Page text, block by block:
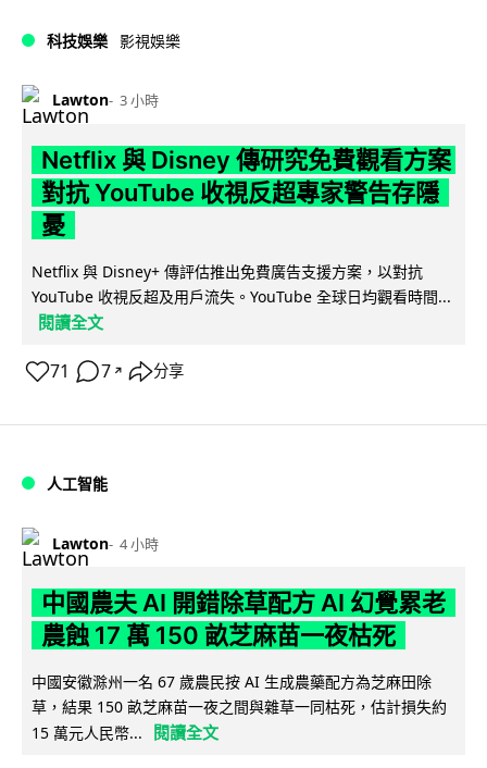
科技娛樂 影視娛樂
Lawton 3 小時
Netflix 與 Disney 傳研究免費觀看方案
對抗 YouTube 收視反超專家警告存隱
憂
Netflix 與 Disney+ 傳評估推出免費廣告支援方案，以對抗
YouTube 收視反超及用戶流失。YouTube 全球日均觀看時間...
閱讀全文
71 7 ↗ 分享
人工智能
Lawton 4 小時
中國農夫 AI 開錯除草配方 AI 幻覺累老
農蝕 17 萬 150 畝芝麻苗一夜枯死
中國安徽滁州一名 67 歲農民按 AI 生成農藥配方為芝麻田除
草，結果 150 畝芝麻苗一夜之間與雜草一同枯死，估計損失約
15 萬元人民幣...
閱讀全文